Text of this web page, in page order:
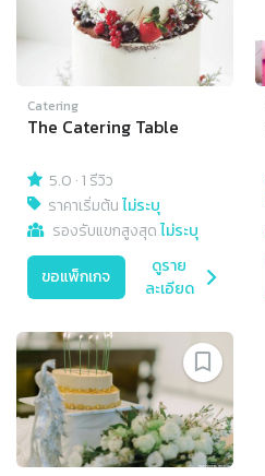
Catering
The Catering Table
5.0 ·1 รีวิว
ราคาเริ่มต้นไม่ระบุ
รองรับแขกสูงสุดไม่ระบุ
ขอแพ็กเกจ
ดูราย
ละเอียด